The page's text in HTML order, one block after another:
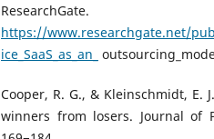
ResearchGate.
https://www.researchgate.net/
ice_SaaS_as_an_
Cooper, R. G., & Kleinschmidt, E.
winners from losers. Journal of